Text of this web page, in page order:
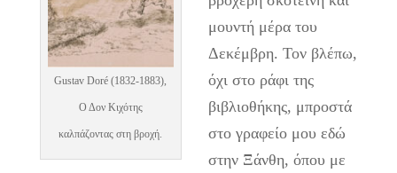
Gustav Doré (1832-1883),
Ο Δον Κιχότης
καλπάζοντας στη βροχή.
μουντή μέρα του
Δεκέμβρη. Τον βλέπω,
όχι στο ράφι της
βιβλιοθήκης, μπροστά
στο γραφείο μου εδώ
στην Ξάνθη, όπου με